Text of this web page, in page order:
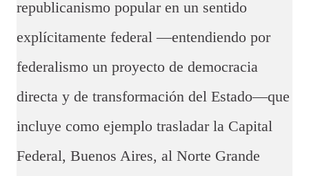
republicanismo popular en un sentido
explícitamente federal —entendiendo por
federalismo un proyecto de democracia
directa y de transformación del Estado—que
incluye como ejemplo trasladar la Capital
Federal, Buenos Aires, al Norte Grande